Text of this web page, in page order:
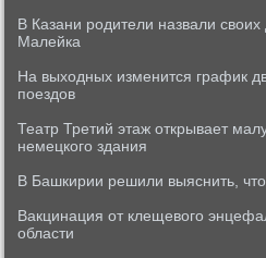
В Казани родители назвали
Малейка
На выходных изменится график
поездов
Театр Третий этаж открывает
немецкого здания
В Башкирии решили выяснить,
Вакцинация от клещевого
области